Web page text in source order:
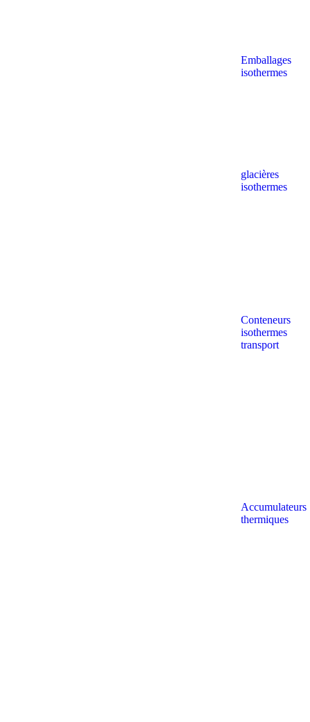
Emballages
isothermes
glacières
isothermes
Conteneurs
isothermes
transport
Accumulateurs
thermiques